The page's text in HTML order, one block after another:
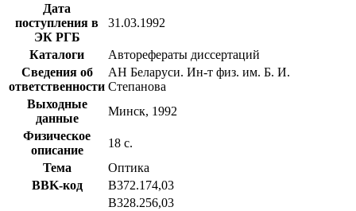
Дата
поступления в
ЭК РГБ
31.03.1992
Каталоги
Авторефераты диссертаций
Сведения об
ответственности
АН Беларуси. Ин-т физ. им. Б. И.
Степанова
Выходные
данные
Минск, 1992
Физическое
описание
18 с.
Тема
Оптика
BBK-код
В372.174,03
В328.256,03